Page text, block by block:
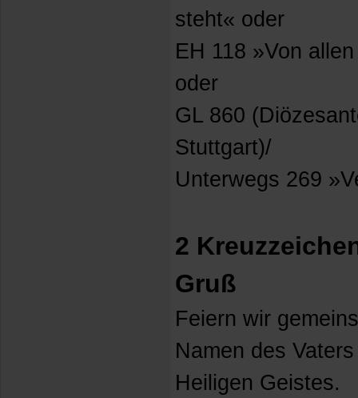
steht« oder
EH 118 »Von
oder
GL 860
Stuttgart)/
Unterwegs 269
2
Gruß
Feiern wir
Namen des
Heiligen Geistes.